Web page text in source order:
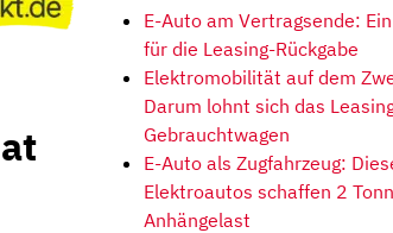
E-Auto am Vertragsende:
für die Leasing-Rückgabe
Elektromobilität auf dem
Darum lohnt sich das
Gebrauchtwagen
E-Auto als Zugfahrzeug:
Elektroautos schaffen 2
Anhängelast